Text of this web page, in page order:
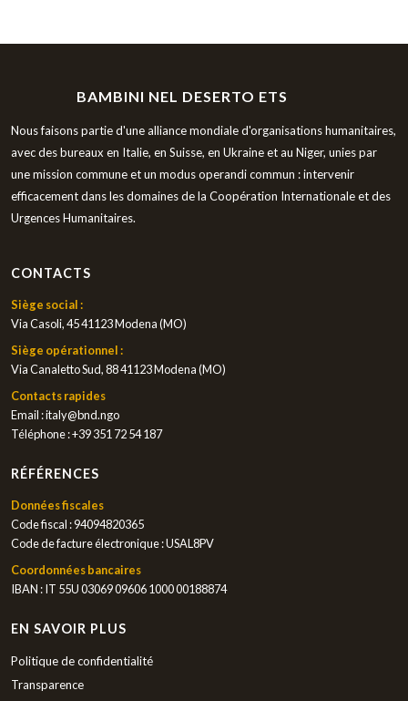
BAMBINI NEL DESERTO ETS
Nous faisons partie d'une alliance mondiale d'organisations humanitaires,
avec des bureaux en Italie, en Suisse, en Ukraine et au Niger, unies par
une mission commune et un modus operandi commun : intervenir
efficacement dans les domaines de la Coopération Internationale et des
Urgences Humanitaires.
CONTACTS
Siège social :
Via Casoli, 45 41123 Modena (MO)
Siège opérationnel :
Via Canaletto Sud, 88 41123 Modena (MO)
Contacts rapides
Email :italy@bnd.ngo
Téléphone :+39 351 72 54 187
RÉFÉRENCES
Données fiscales
Code fiscal : 94094820365
Code de facture électronique : USAL8PV
Coordonnées bancaires
IBAN : IT 55U 03069 09606 1000 00188874
EN SAVOIR PLUS
Politique de confidentialité
Transparence